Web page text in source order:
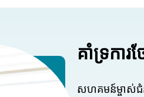
គាំទ្រការ
សហគមន៍ម្ចាស់ជំ